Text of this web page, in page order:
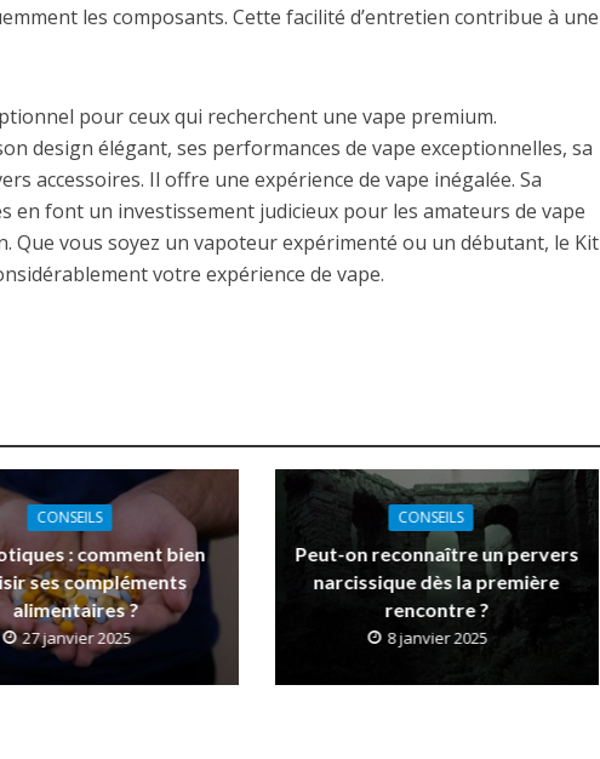
les composants. Cette facilité d’entretien contribue à une
pour ceux qui recherchent une vape premium.
design élégant, ses performances de vape exceptionnelles, sa
accessoires. Il offre une expérience de vape inégalée. Sa
en font un investissement judicieux pour les amateurs de vape
Que vous soyez un vapoteur expérimenté ou un débutant, le Kit
votre expérience de vape.
CONSEILS
: comment bien
ses compléments
alimentaires ?
27 janvier 2025
CONSEILS
Peut-on reconnaître un pervers
narcissique dès la première
rencontre ?
8 janvier 2025